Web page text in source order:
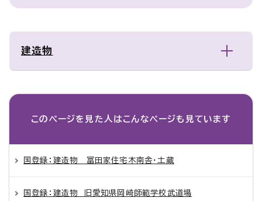
建造物
このページを見た人は こんなページも見ています
国登録：建造物 冨田家住宅木南舎・土蔵
国登録：建造物 旧愛知県岡崎師範学校武道場